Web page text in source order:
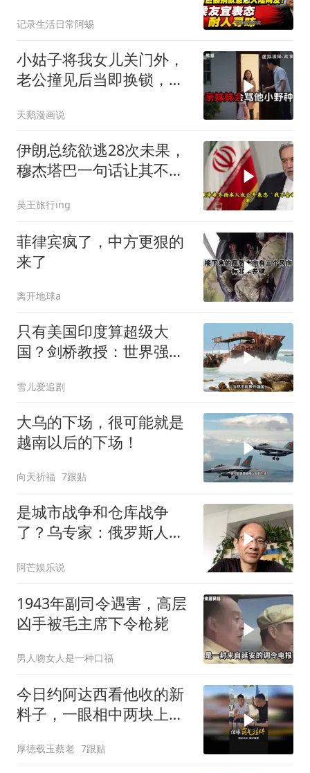
记录生活日常阿蜴
小姑子将我女儿关门外，
老公撞见后当即换锁，将
天鹅漫画说
伊朗总统欲逃28次未果，
穆杰塔巴一句话让其不敢
吴王旅行ing
菲律宾疯了，中方更狠的
来了
离开地球a
只有美国印度算超级大
国？剑桥教授：世界强国
雪儿爱追剧
大乌的下场，很可能就是
越南以后的下场！
向天祈福 7跟贴
是城市战争和仓库战争
了？乌专家：俄罗斯人将
阿芒娱乐说
1943年副司令遇害，高层
凶手被毛主席下令枪毙
男人吻女人是一种口福
今日约阿达西看他收的新
料子，一眼相中两块上乘
厚德载玉蔡老 7跟贴